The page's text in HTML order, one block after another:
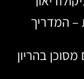
– המדריך
בהריון